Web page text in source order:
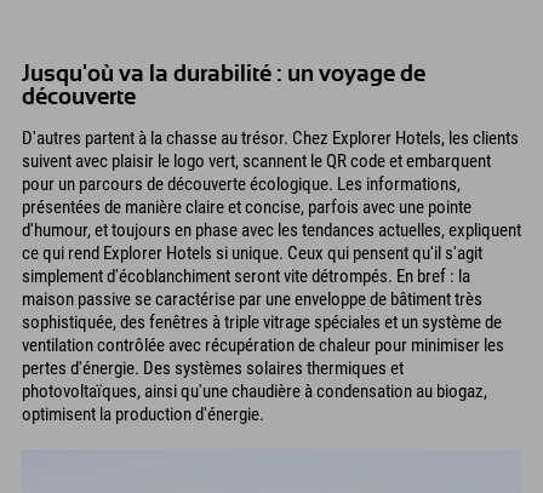
Jusqu'où va la durabilité : un voyage de
découverte
D'autres partent à la chasse au trésor. Chez Explorer Hotels, les clients
suivent avec plaisir le logo vert, scannent le QR code et embarquent
pour un parcours de découverte écologique. Les informations,
présentées de manière claire et concise, parfois avec une pointe
d'humour, et toujours en phase avec les tendances actuelles, expliquent
ce qui rend Explorer Hotels si unique. Ceux qui pensent qu'il s'agit
simplement d'écoblanchiment seront vite détrompés. En bref : la
maison passive se caractérise par une enveloppe de bâtiment très
sophistiquée, des fenêtres à triple vitrage spéciales et un système de
ventilation contrôlée avec récupération de chaleur pour minimiser les
pertes d'énergie. Des systèmes solaires thermiques et
photovoltaïques, ainsi qu'une chaudière à condensation au biogaz,
optimisent la production d'énergie.